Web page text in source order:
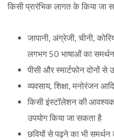
किसी प्रारंभिक लागत के किया जा
जापानी, अंग्रेजी, चीनी,
लगभग 50 भाषाओं का
पीसी और स्मार्टफोन दोनों से
व्यवसाय, शिक्षा, मनोरंजन
किसी इंस्टॉलेशन की
उपयोग किया जा सकता है
छवियों से पढ़ने का भी समर्थन